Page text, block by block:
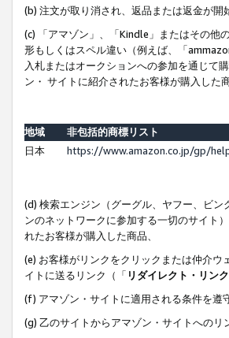
(b) 注文が取り消され、返品または返金が開
(c) 「アマゾン」、「Kindle」またはその他
形もしくはスペル違い（例えば、「
入札またはオークションへの参加を通じて
ン・ サイトに紹介されたお客様が購入した商
地域
非包括的商標リスト
日本
https://www.amazon.co.jp/gp/
(d) 検索エンジン（グーグル、ヤフー、ビ
ンのネットワークに参加する一切のサイト
れたお客様が購入した商品、
(e) お客様がリンクをクリックまたは仲介
イトに送るリンク（「 リダイレクト・リンク
(f) アマゾン・サイトに適用される条件を遵
(g) 乙のサイトからアマゾン・サイトへの